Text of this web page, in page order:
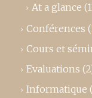
At a glance
Conférences
Cours et
Evaluations
Informatique